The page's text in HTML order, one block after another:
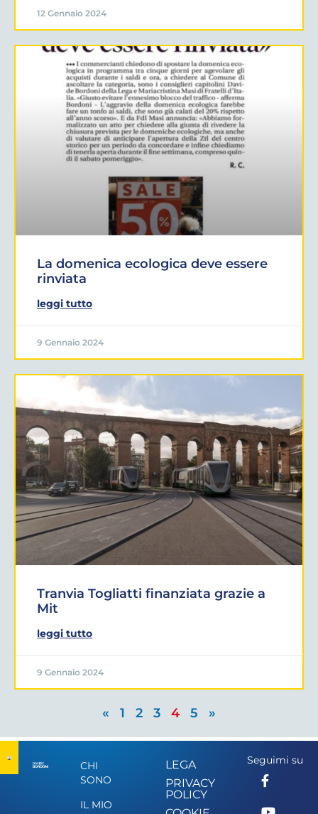
12 Gennaio 2024
La domenica ecologica deve essere
rinviata
leggi tutto
9 Gennaio 2024
Tranvia Togliatti finanziata grazie a
Mit
leggi tutto
9 Gennaio 2024
« 1 2 3 4 5 »
CHI
SONO
IL MIO
LEGA
PRIVACY
POLICY
Seguimi su